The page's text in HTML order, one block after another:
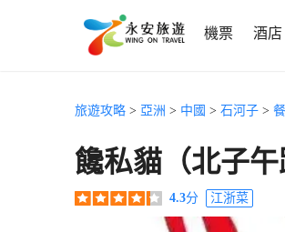
機票 酒店
旅遊攻略 > 亞洲 > 中國 > 石河子 >
饞私貓（北子午
4.3分 江浙菜